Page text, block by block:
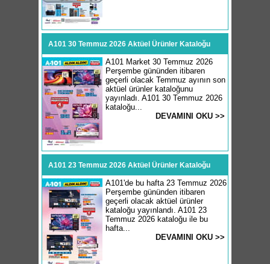
A101 30 Temmuz 2026 Aktüel Ürünler Kataloğu
A101 Market 30 Temmuz 2026
Perşembe gününden itibaren
geçerli olacak Temmuz ayının son
aktüel ürünler kataloğunu
yayınladı. A101 30 Temmuz 2026
kataloğu...
DEVAMINI OKU >>
A101 23 Temmuz 2026 Aktüel Ürünler Kataloğu
A101'de bu hafta 23 Temmuz 2026
Perşembe gününden itibaren
geçerli olacak aktüel ürünler
kataloğu yayınlandı. A101 23
Temmuz 2026 kataloğu ile bu
hafta...
DEVAMINI OKU >>